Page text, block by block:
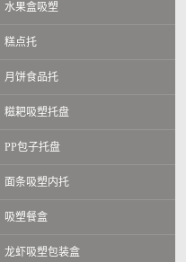
水果盒吸塑
糕点托
月饼食品托
糍耙吸塑托盘
PP包子托盘
面条吸塑内托
吸塑餐盒
龙虾吸塑包装盒